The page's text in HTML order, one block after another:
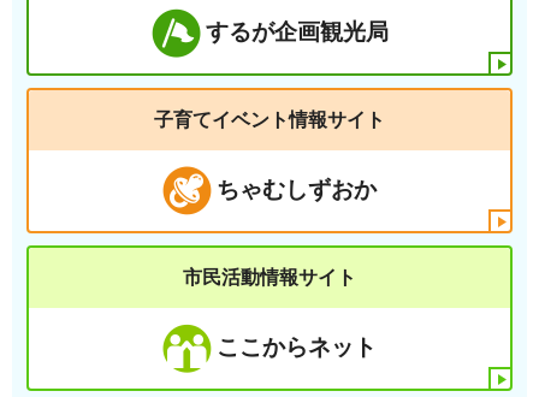
するが企画観光局
子育てイベント情報サイト
ちゃむしずおか
市民活動情報サイト
ここからネット